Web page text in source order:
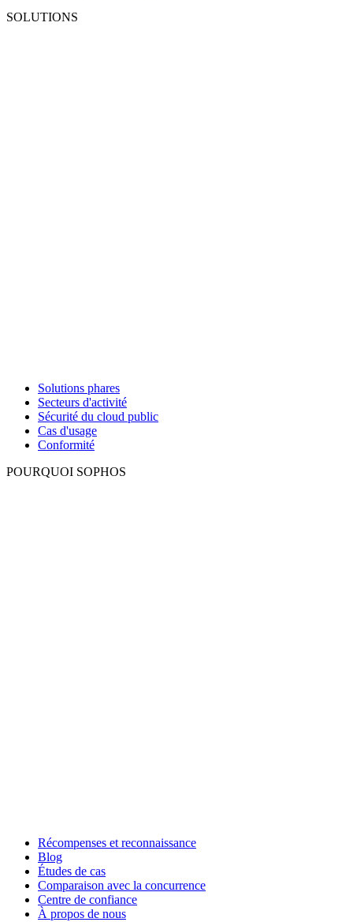
SOLUTIONS
Solutions phares
Secteurs d'activité
Sécurité du cloud public
Cas d'usage
Conformité
POURQUOI SOPHOS
Récompenses et reconnaissance
Blog
Études de cas
Comparaison avec la concurrence
Centre de confiance
À propos de nous